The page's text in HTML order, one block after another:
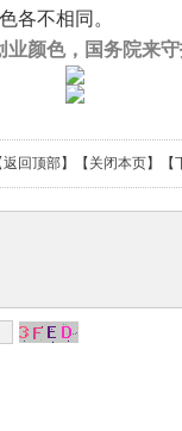
各不相同。
业颜色，国务院来
返回顶部】【 关闭本页】【